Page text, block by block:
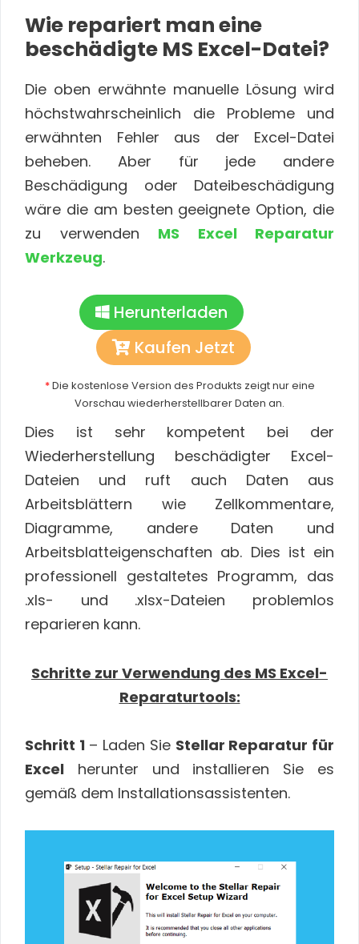
Wie repariert man eine
beschädigte MS Excel-Datei?
Die oben erwähnte manuelle Lösung wird
höchstwahrscheinlich die Probleme und
erwähnten Fehler aus der Excel-Datei
beheben. Aber für jede andere
Beschädigung oder Dateibeschädigung
wäre die am besten geeignete Option, die
zu verwenden MS Excel Reparatur
Werkzeug.
Herunterladen
Kaufen Jetzt
*Die kostenlose Version des Produkts zeigt nur eine
Vorschau wiederherstellbarer Daten an.
Dies ist sehr kompetent bei der
Wiederherstellung beschädigter Excel-
Dateien und ruft auch Daten aus
Arbeitsblättern wie Zellkommentare,
Diagramme, andere Daten und
Arbeitsblatteigenschaften ab. Dies ist ein
professionell gestaltetes Programm, das
.xls- und .xlsx-Dateien problemlos
reparieren kann.
Schritte zur Verwendung des MS Excel-
Reparaturtools:
Schritt 1– Laden Sie Stellar Reparatur für
Excel herunter und installieren Sie es
gemäß dem Installationsassistenten.